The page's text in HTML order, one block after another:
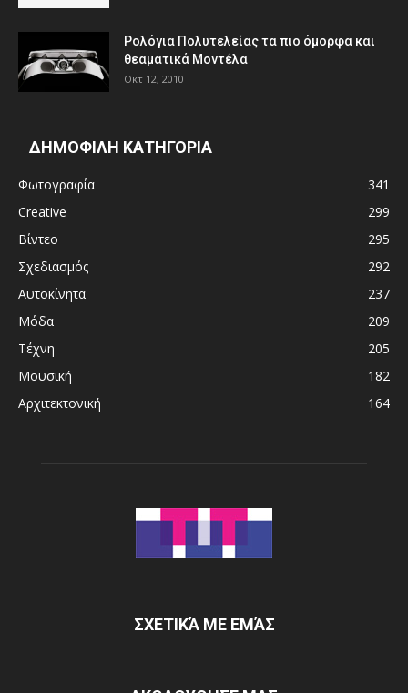
Ρολόγια Πολυτελείας τα πιο όμορφα και
θεαματικά Μοντέλα
Οκτ 12, 2010
ΔΗΜΟΦΙΛΗ ΚΑΤΗΓΟΡΙΑ
Φωτογραφία
341
Creative
299
Βίντεο
295
Σχεδιασμός
292
Αυτοκίνητα
237
Μόδα
209
Τέχνη
205
Μουσική
182
Αρχιτεκτονική
164
ΣΧΕΤΙΚΆ ΜΕ ΕΜΆΣ